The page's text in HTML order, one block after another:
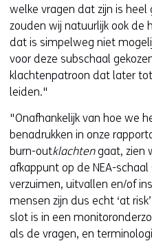
welke vragen dat zijn is
zouden wij natuurlijk ook de
dat is simpelweg niet
voor deze subschaal
klachtenpatroon dat later
leiden."
"Onafhankelijk van hoe we
benadrukken in onze
burn-outklachtengaat, zien
afkappunt op de NEA-
verzuimen, uitvallen en/of
mensen zijn dus echt ‘at
slot is in een
als de vragen, en